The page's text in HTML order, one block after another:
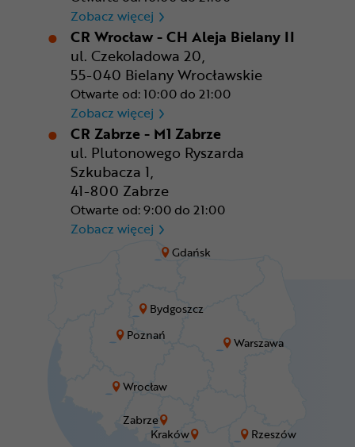
Bydgoszcz
Gdańsk
Kraków
Poznań
Rzeszów
Warszawa
Wrocław
Zabrze
Zobacz więcej CR Warszawa - CH Okęcie
CR Wrocław - CH Aleja Bielany II
ul. Czekoladowa 20,
55-040 Bielany Wrocławskie
Otwarte od: 10:00 do 21:00
Zobacz więcej CR Wrocław - CH Aleja
CR Zabrze - M1 Zabrze
ul. Plutonowego Ryszarda
Szkubacza 1,
41-800 Zabrze
Otwarte od: 9:00 do 21:00
Zobacz więcej CR Zabrze - M1 Zabrze